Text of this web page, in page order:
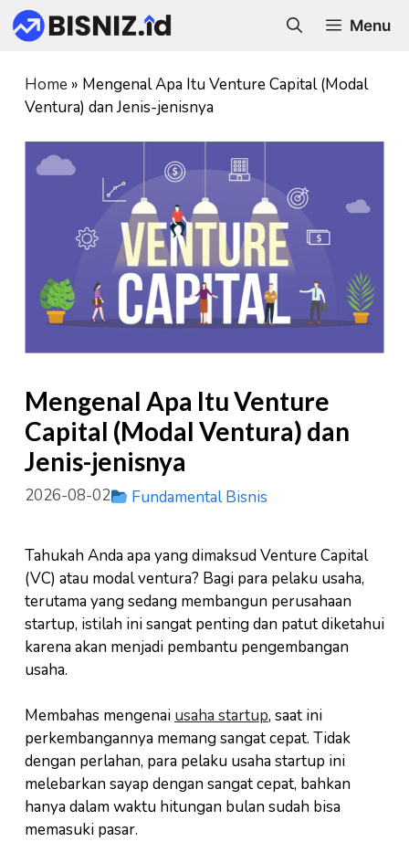
Skip
to
Menu
Home » Mengenal Apa Itu Venture Capital (Modal
Ventura) dan Jenis-jenisnya
Mengenal Apa Itu Venture
Capital (Modal Ventura) dan
Jenis-jenisnya
2026-08-02 Fundamental Bisnis
Tahukah Anda apa yang dimaksud Venture Capital
(VC) atau modal ventura? Bagi para pelaku usaha,
terutama yang sedang membangun perusahaan
startup, istilah ini sangat penting dan patut diketahui
karena akan menjadi pembantu pengembangan
usaha.
Membahas mengenai usaha startup, saat ini
perkembangannya memang sangat cepat. Tidak
dengan perlahan, para pelaku usaha startup ini
melebarkan sayap dengan sangat cepat, bahkan
hanya dalam waktu hitungan bulan sudah bisa
memasuki pasar.